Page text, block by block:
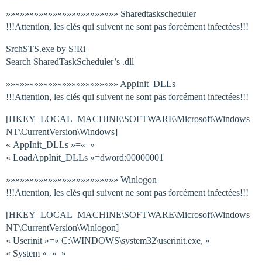
»»»»»»»»»»»»»»»»»»»»»»»» Sharedtaskscheduler
!!!Attention, les clés qui suivent ne sont pas forcément infectées!!!
SrchSTS.exe by S!Ri
Search SharedTaskScheduler’s .dll
»»»»»»»»»»»»»»»»»»»»»»»» AppInit_DLLs
!!!Attention, les clés qui suivent ne sont pas forcément infectées!!!
[HKEY_LOCAL_MACHINE\SOFTWARE\Microsoft\Windows
NT\CurrentVersion\Windows]
« AppInit_DLLs »=« »
« LoadAppInit_DLLs »=dword:00000001
»»»»»»»»»»»»»»»»»»»»»»»» Winlogon
!!!Attention, les clés qui suivent ne sont pas forcément infectées!!!
[HKEY_LOCAL_MACHINE\SOFTWARE\Microsoft\Windows
NT\CurrentVersion\Winlogon]
« Userinit »=« C:\WINDOWS\system32\userinit.exe, »
« System »=« »